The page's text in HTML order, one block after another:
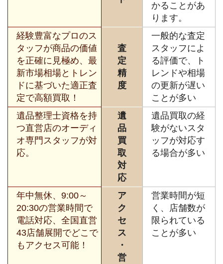
かることがあ
ります。
経験豊富なプロのス
タッフが商品の価値
を正確に見極め、最
新市場相場とトレン
ドに基づいた適正査
定で高額買取！
査
定
精
度
一般的な査定
スタッフによ
る評価で、ト
レンドや相場
の更新が遅い
ことが多い
遺品整理士資格を持
つ直営店のオーディ
オ専門スタッフが対
応。
遺
品
買
取
対
応
遺品買取の経
験がないスタ
ッフが対応す
る場合が多い
年中無休、9:00～
20:30の営業時間で
電話対応、全国直営
43店舗展開でどこで
もアクセス可能！
ア
ク
セ
ス
・
営
営業時間が短
く、店舗数が
限られている
ことが多い